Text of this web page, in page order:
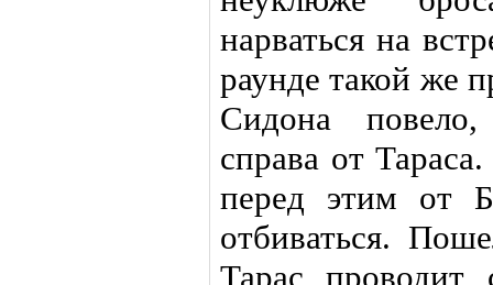
нарваться на
раунде такой же
Сидона
справа от
перед этим от
отбиваться.
Тарас проводит